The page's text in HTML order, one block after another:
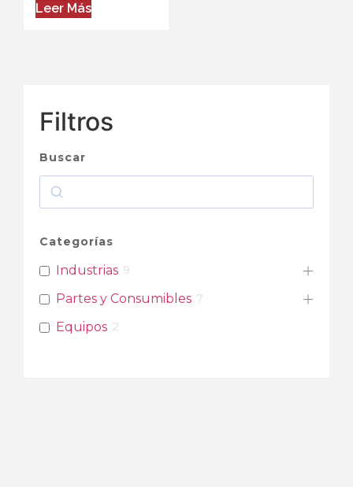
Filtros
Buscar
Categorías
Industrias 9
Partes y Consumibles 7
Equipos 2
Leer Más